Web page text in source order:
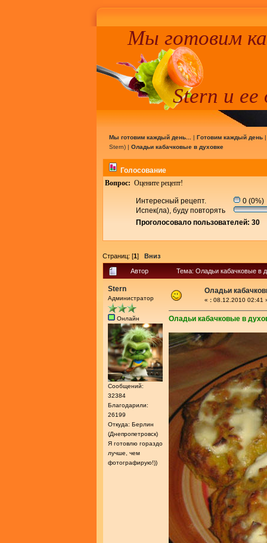
Мы готовим
Stern и ее
Мы готовим каждый день... | Готовим каждый день
Stern) | Оладьи кабачковые в духовке
Голосование
Вопрос: Оцените рецепт!
Интересный рецепт.
0 (0%)
Испек(ла), буду повторять
Проголосовало пользователей: 30
Страниц: [1] Вниз
Автор Тема: Оладьи кабачковые в
Stern
Администратор
Онлайн
Сообщений:
32384
Благодарили:
26199
Откуда: Берлин
(Днепропетровск)
Я готовлю гораздо
лучше, чем
фотографирую!))
Оладьи
« : 08.12.2010 02:41
Оладьи кабачковые в